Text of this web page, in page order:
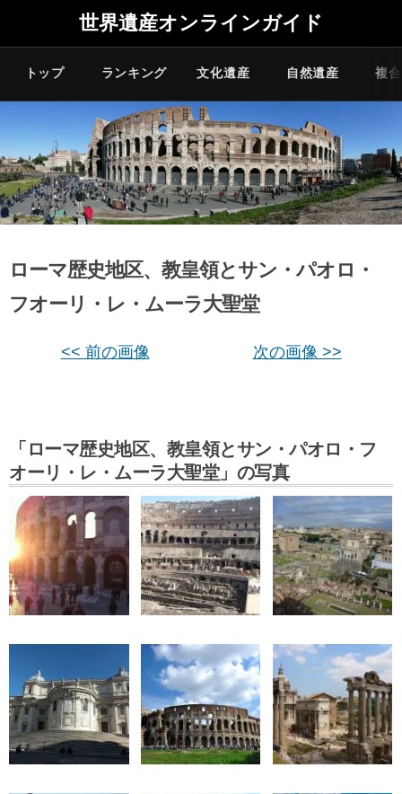
世界遺産オンラインガイド
トップ ランキング 文化遺産 自然遺産 複
ローマ歴史地区、教皇領とサン・パオロ・
フオーリ・レ・ムーラ大聖堂
<< 前の画像 次の画像 >>
「ローマ歴史地区、教皇領とサン・パオロ・フ
オーリ・レ・ムーラ大聖堂」の写真